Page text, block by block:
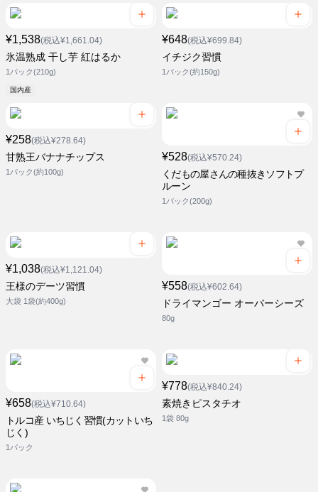
¥1,538(税込¥1,661.04)
氷温熟成 干し芋 紅はるか
1パック(210g)
国内産
¥648(税込¥699.84)
イチジク習慣
1パック(約150g)
¥258(税込¥278.64)
甘熟王バナナチップス
1パック(約100g)
¥528(税込¥570.24)
くだもの屋さんの種抜きソフトプ
ルーン
1パック(200g)
¥1,038(税込¥1,121.04)
王様のデーツ習慣
大袋 1袋(約400g)
¥558(税込¥602.64)
ドライマンゴー オーバーシーズ
80g
¥658(税込¥710.64)
トルコ産 いちじく習慣(カットいち
じく)
1パック
¥778(税込¥840.24)
素焼きピスタチオ
1袋 80g